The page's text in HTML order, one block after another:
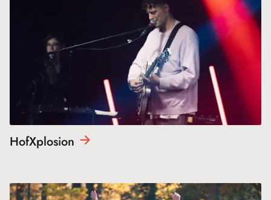
HofXplosion